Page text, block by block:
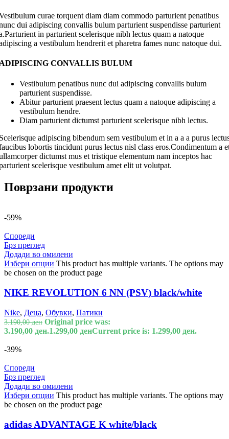
curae torquent diam diam commodo parturient penatibus
dui adipiscing convallis bulum parturient suspendisse parturient
in parturient scelerisque nibh lectus quam a natoque
a vestibulum hendrerit et pharetra fames nunc natoque dui.
CONVALLIS BULUM
Vestibulum penatibus nunc dui adipiscing convallis bulum
parturient suspendisse.
Abitur parturient praesent lectus quam a natoque adipiscing a
vestibulum hendre.
Diam parturient dictumst parturient scelerisque nibh lectus.
adipiscing bibendum sem vestibulum et in a a a purus
lobortis tincidunt purus lectus nisl class eros.Condimentum a
dictumst mus et tristique elementum nam inceptos hac
scelerisque vestibulum amet elit ut volutpat.
Поврзани продукти
-59%
Спореди
Брз преглед
Додади во омилени
Избери опции This product has multiple variants. The options may
be chosen on the product page
NIKE REVOLUTION 6 NN (PSV) black/white
Nike, Деца, Обувки, Патики
3.190,00ден Original price was:
3.190,00 ден.1.299,00 денCurrent price is: 1.299,00 ден.
-39%
Спореди
Брз преглед
Додади во омилени
Избери опции This product has multiple variants. The options may
be chosen on the product page
adidas ADVANTAGE K white/black